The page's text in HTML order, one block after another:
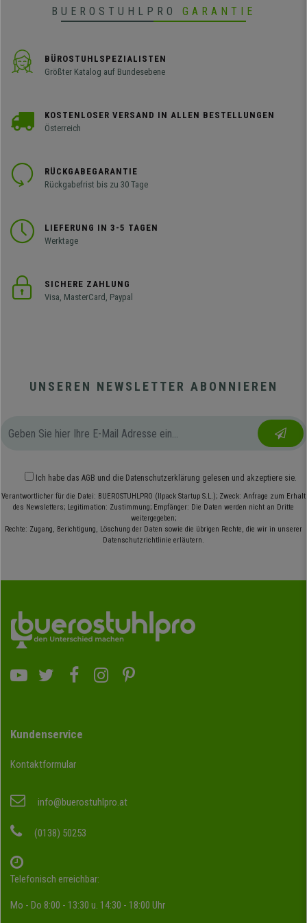
BUEROSTUHLPRO GARANTIE
BÜROSTUHLSPEZIALISTEN
Größter Katalog auf Bundesebene
KOSTENLOSER VERSAND IN ALLEN BESTELLUNGEN
Österreich
RÜCKGABEGARANTIE
Rückgabefrist bis zu 30 Tage
LIEFERUNG IN 3-5 TAGEN
Werktage
SICHERE ZAHLUNG
Visa, MasterCard, Paypal
UNSEREN NEWSLETTER ABONNIEREN
Ich habe das AGB und die Datenschutzerklärung gelesen und akzeptiere sie.
Verantwortlicher für die Datei: BUEROSTUHLPRO (Ilpack Startup S.L.); Zweck: Anfrage zum Erhalt
des Newsletters; Legitimation: Zustimmung; Empfänger: Die Daten werden nicht an Dritte
weitergegeben;
Rechte: Zugang, Berichtigung, Löschung der Daten sowie die übrigen Rechte, die wir in unserer
Datenschutzrichtlinie erläutern.
Kundenservice
Kontaktformular
info@buerostuhlpro.at
(0138) 50253
Telefonisch erreichbar:
Mo - Do 8:00 - 13:30 u. 14:30 - 18:00 Uhr